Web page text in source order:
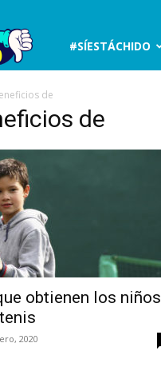
No#SÍESTÁCHIDO
de
de
obtienen los niños
2020